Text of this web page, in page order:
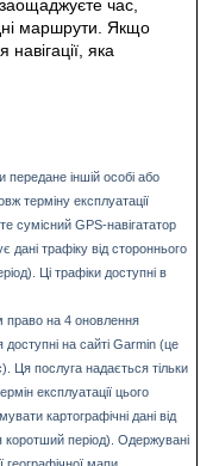
час,
маршрути. Якщо
яка
іншій особі або
терміну експлуатації
сумісний GPS-навігататор
трафіку від стороннього
Ці трафіки доступні в
право на 4 оновлення
на сайті Garmin (це
Ця послуга надається тільки
експлуатації цього
картографічні дані від
коротший період). Одержувані